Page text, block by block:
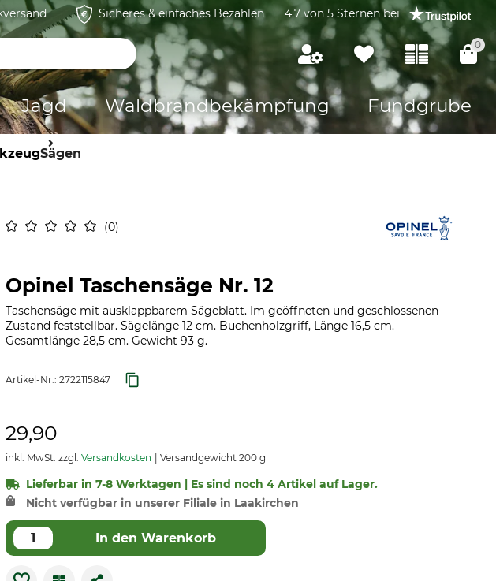
Sicheres & einfaches Bezahlen 4.7 von 5 Sternen bei
0
Jagd Waldbrandbekämpfung Fundgrube
Sägen
0
Opinel Taschensäge Nr. 12
Taschensäge mit ausklappbarem Sägeblatt. Im geöffneten und geschlossenen
Zustand feststellbar. Sägelänge 12 cm. Buchenholzgriff, Länge 16,5 cm.
Gesamtlänge 28,5 cm. Gewicht 93 g.
Artikel-Nr.: 2722115847
29,90
inkl. MwSt. zzgl. Versandkosten Versandgewicht 200 g
Lieferbar in 7-8 Werktagen | Es sind noch 4 Artikel auf Lager.
Nicht verfügbar in unserer Filiale in Laakirchen
In den Warenkorb